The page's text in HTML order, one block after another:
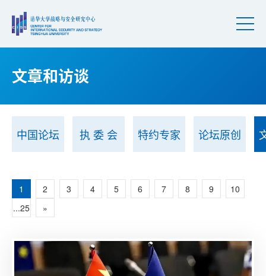
文章和访谈
中国论坛 执 委 会 特约专家 论坛原创
1 2 3 4 5 6 7 8 9
10
...25
»